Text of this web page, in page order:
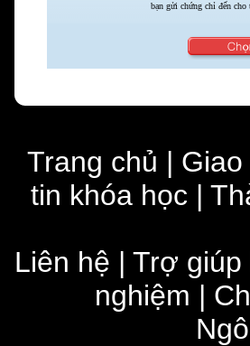
bạn gửi chứng chỉ đến cho
Trang chủ |
tin khóa học |
Liên hệ | Trợ giúp
nghiệm |